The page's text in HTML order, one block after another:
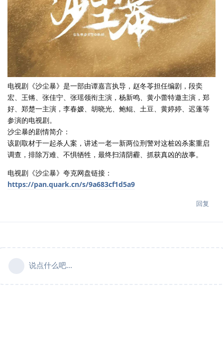
电视剧《沙尘暴》是一部由谭嘉言执导，赵冬苓担任编剧，段奕
宏、王锵、张佳宁、张瑶领衔主演，杨新鸣、黄小蕾特邀主演，郑
好、郑楚一主演，李春嫒、胡晓光、鲍鲲、土豆、黄婷婷、迟蓬等
参演的电视剧。
沙尘暴的剧情简介：
该剧取材于一起杀人案，讲述一老一新两位刑警对这桩凶杀案重启
调查，排除万难、不惧牺牲，最终扫清阴霾、抓获真凶的故事。
电视剧《沙尘暴》夸克网盘链接：
https://pan.quark.cn/s/9a683cf1d5a9
回复
说点什么吧...